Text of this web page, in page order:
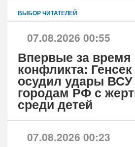
ВЫБОР ЧИТАТЕЛЕЙ
07.08.2026 00:55
Впервые за время
конфликта:
осудил удары
городам РФ с
среди детей
07.08.2026 00:23